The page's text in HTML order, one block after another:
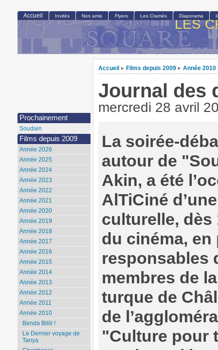
LES
Accueil > Films depuis 2009 > Année 2010
Journal des
mercredi 28 avril
La soirée-
autour de
Akin, a été
AlTiCiné
culturelle, dès
du cinéma, en
responsables
membres de
turque de
de
"Culture pour
Accueil Invités Nos amis Flyers Les Cramés Diaporama
Prochainement
Soudain
Films depuis 2009
Année 2026
Année 2025
Année 2024
Année 2023
Année 2022
Année 2021
Année 2020
Année 2019
Année 2018
Année 2017
Année 2016
Année 2015
Année 2014
Année 2013
Année 2012
Année 2011
Année 2010
Benda Bilili !
Le Dernier voyage de
Tanya